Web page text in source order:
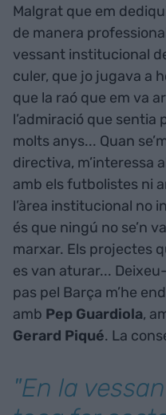
Malgrat que em
de manera
vessant institucional
culer, que jo jugava a
que la raó que em va
l’admiració que sentia
molts anys... Quan
directiva, m’interessa
amb els futbolistes ni
l’àrea institucional no
és que ningú no se’n
marxar. Els projectes
es van aturar...
pas pel Barça m’he
amb Pep Guardiola,
Gerard Piqué. La
"En la